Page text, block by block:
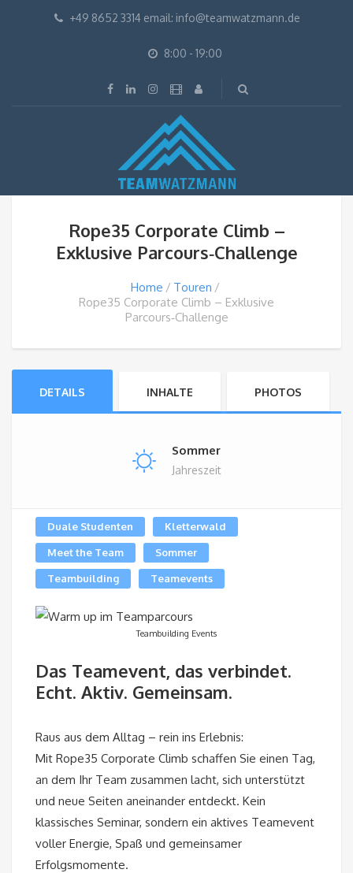
+49 8652 3314 email: info@teamwatzmann.de
8:00 - 19:00
Rope35 Corporate Climb –
Exklusive Parcours‑Challenge
Home
Touren
Rope35 Corporate Climb – Exklusive
Parcours‑Challenge
DETAILS INHALTE PHOTOS
Sommer
Jahreszeit
Duale Studenten Kletterwald
Meet the Team Sommer
Teambuilding Teamevents
Teambuilding Events
Das Teamevent, das verbindet.
Echt. Aktiv. Gemeinsam.
Raus aus dem Alltag – rein ins Erlebnis:
Mit Rope35 Corporate Climb schaffen Sie einen Tag,
an dem Ihr Team zusammen lacht, sich unterstützt
und neue Seiten aneinander entdeckt. Kein
klassisches Seminar, sondern ein aktives Teamevent
voller Energie, Spaß und gemeinsamer
Erfolgsmomente.